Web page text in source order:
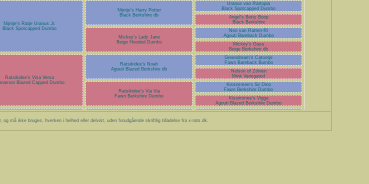
Nijntje's Ratje Uranus Jr.
Black Spotcapped Dumbo
Nijntje's Harry Potter
Black Berkshire db
Uranus van Rattopia
Black Spotcapped Dumbo
Angel's Betty Boop
Black Berkshire
Mickey's Lady Jane
Beige Hooded Dumbo
Neo van Ratten-Ri
Agouti Bareback Dumbo
Mickey's Gaya
Beige Berkshire db
Ratsikidee's Visa Versa
Blazed Capped Dumbo
Ratsikidee's Noah
Agouti Blazed Berkshire db
Greendream's Catootje
Fawn Bareback Bumbo
Nelson of Zönien
Mink Variegated
Ratsikidee's Via Via
Fawn Berkshire Dumbo
Kissimmee's Sir Dino
Fawn Berkshire Dumbo
Kissimmee's Vigga
Agouti Blazed Berkshire Dumbo
og må ikke bruges, hverken i helhed eller delvist, uden forudgående skriftlig tilladelse fra x-rats.dk.